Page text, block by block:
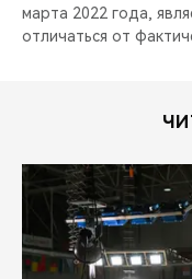
марта 2022 года,
отличаться от